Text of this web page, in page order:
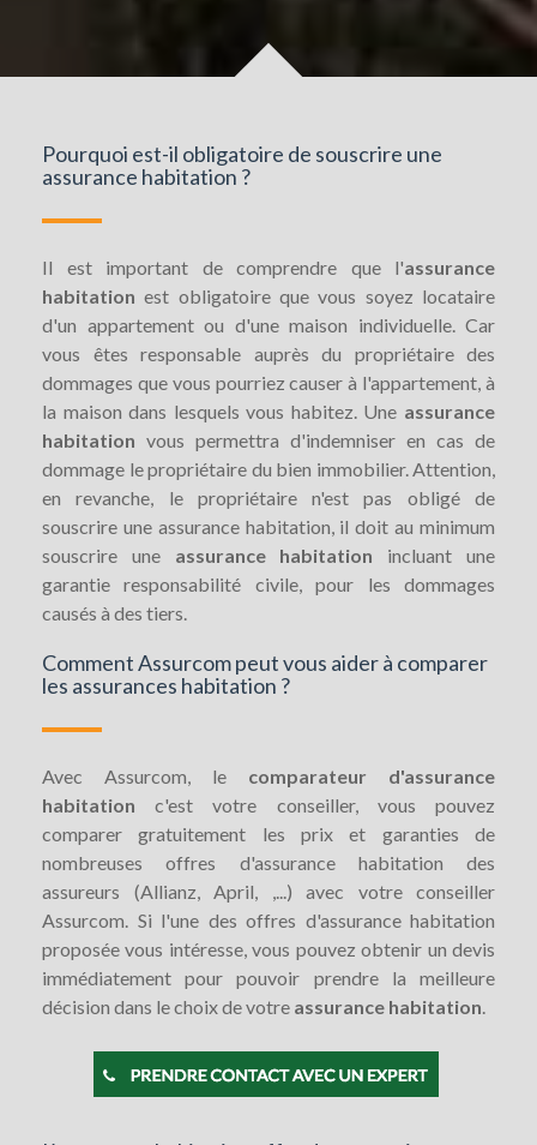
Pourquoi est-il obligatoire de souscrire une
assurance habitation ?
Il est important de comprendre que l'assurance
habitation est obligatoire que vous soyez locataire
d'un appartement ou d'une maison individuelle. Car
vous êtes responsable auprès du propriétaire des
dommages que vous pourriez causer à l'appartement, à
la maison dans lesquels vous habitez. Une assurance
habitation vous permettra d'indemniser en cas de
dommage le propriétaire du bien immobilier. Attention,
en revanche, le propriétaire n'est pas obligé de
souscrire une assurance habitation, il doit au minimum
souscrire une assurance habitation incluant une
garantie responsabilité civile, pour les dommages
causés à des tiers.
Comment Assurcom peut vous aider à comparer
les assurances habitation ?
Avec Assurcom, le comparateur d'assurance
habitation c'est votre conseiller, vous pouvez
comparer gratuitement les prix et garanties de
nombreuses offres d'assurance habitation des
assureurs (Allianz, April, ,...) avec votre conseiller
Assurcom. Si l'une des offres d'assurance habitation
proposée vous intéresse, vous pouvez obtenir un devis
immédiatement pour pouvoir prendre la meilleure
décision dans le choix de votre assurance habitation.